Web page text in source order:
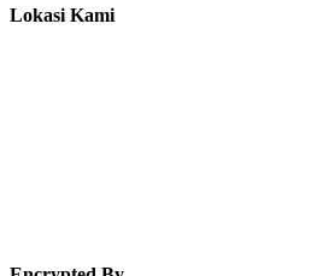
Lokasi Kami